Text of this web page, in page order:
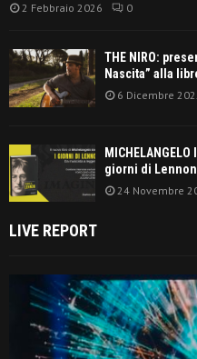
2 Febbraio 2026 0
THE NIRO:
Nascita” alla
6 Dicembre
giorni di
24 Novembre
LIVE REPORT